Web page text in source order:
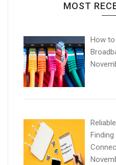
MOST
How